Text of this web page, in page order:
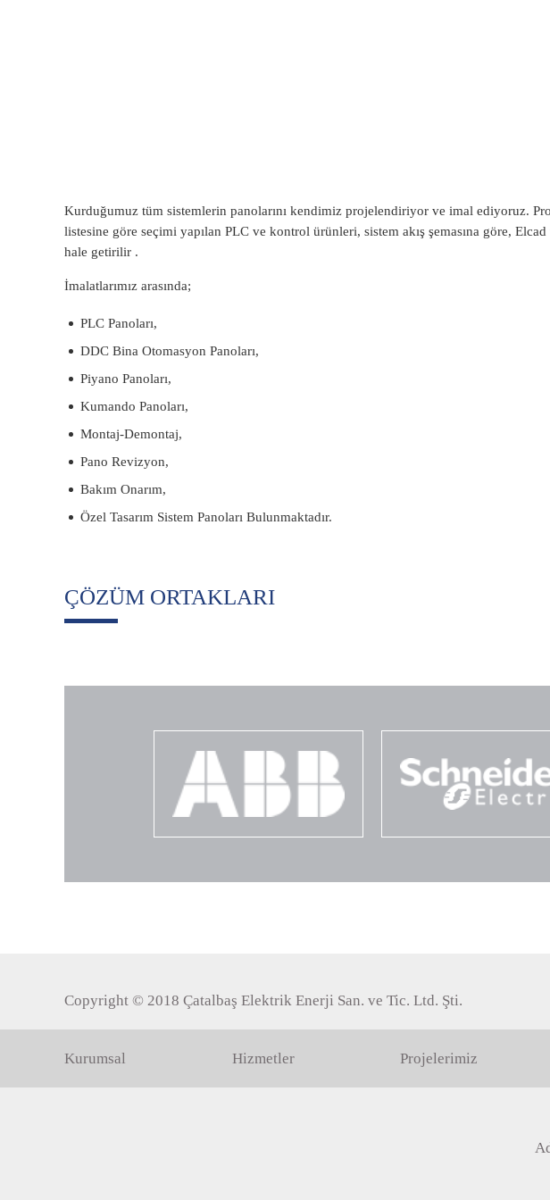
Kurduğumuz tüm sistemlerin panolarını kendimiz projelendiriyor ve imal ediyoruz.
listesine göre seçimi yapılan PLC ve kontrol ürünleri, sistem akış şemasına göre,
hale getirilir .
İmalatlarımız arasında;
PLC Panoları,
DDC Bina Otomasyon Panoları,
Piyano Panoları,
Kumando Panoları,
Montaj-Demontaj,
Pano Revizyon,
Bakım Onarım,
Özel Tasarım Sistem Panoları Bulunmaktadır.
ÇÖZÜM ORTAKLARI
Copyright © 2018 Çatalbaş Elektrik Enerji San. ve Tic. Ltd. Şti.
Kurumsal Hizmetler Projelerimiz